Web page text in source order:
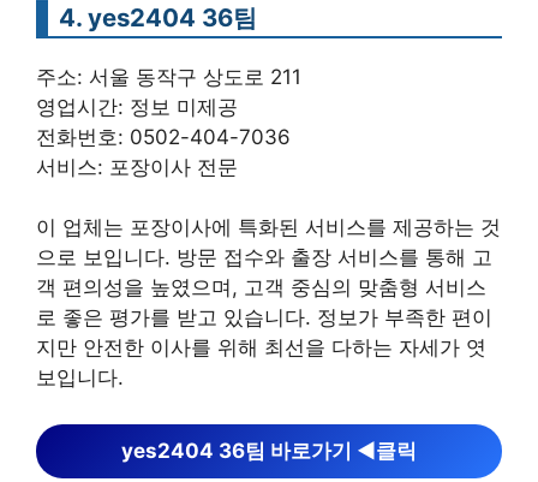
4. yes2404 36팀
주소: 서울 동작구 상도로 211
영업시간: 정보 미제공
전화번호: 0502-404-7036
서비스: 포장이사 전문
이 업체는 포장이사에 특화된 서비스를 제공하는 것
으로 보입니다. 방문 접수와 출장 서비스를 통해 고
객 편의성을 높였으며, 고객 중심의 맞춤형 서비스
로 좋은 평가를 받고 있습니다. 정보가 부족한 편이
지만 안전한 이사를 위해 최선을 다하는 자세가 엿
보입니다.
yes2404 36팀 바로가기 ◀︎클릭